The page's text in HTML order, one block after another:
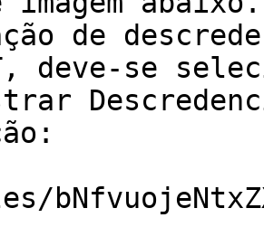
de
deve-se